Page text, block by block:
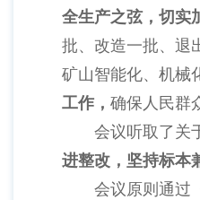
全生产之弦，切实
批、改造一批、退
矿山智能化、机械
工作， 确保人民群
会议听取了关于
进整改，坚持标本
会议原则通过《